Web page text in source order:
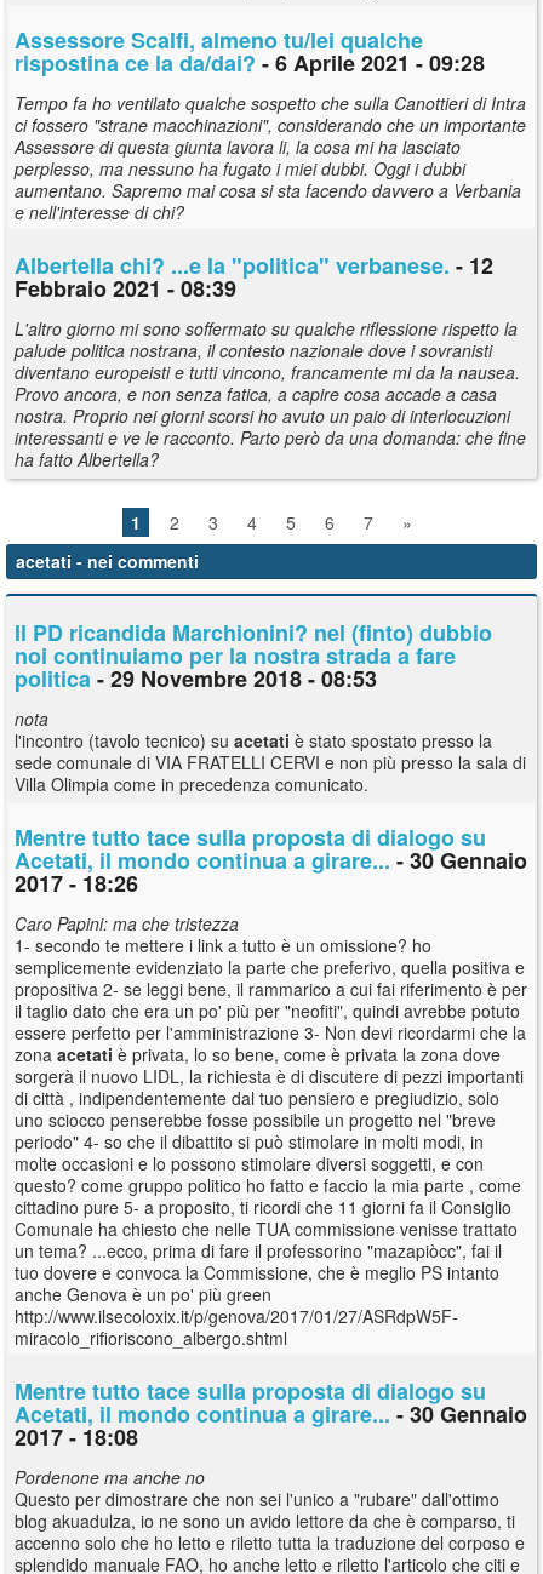
Assessore Scalfi, almeno tu/lei qualche
rispostina ce la da/dai? - 6 Aprile 2021 - 09:28
Tempo fa ho ventilato qualche sospetto che sulla Canottieri di Intra
ci fossero "strane macchinazioni", considerando che un importante
Assessore di questa giunta lavora li, la cosa mi ha lasciato
perplesso, ma nessuno ha fugato i miei dubbi. Oggi i dubbi
aumentano. Sapremo mai cosa si sta facendo davvero a Verbania
e nell'interesse di chi?
Albertella chi? ...e la "politica" verbanese. - 12
Febbraio 2021 - 08:39
L'altro giorno mi sono soffermato su qualche riflessione rispetto la
palude politica nostrana, il contesto nazionale dove i sovranisti
diventano europeisti e tutti vincono, francamente mi da la nausea.
Provo ancora, e non senza fatica, a capire cosa accade a casa
nostra. Proprio nei giorni scorsi ho avuto un paio di interlocuzioni
interessanti e ve le racconto. Parto però da una domanda: che fine
ha fatto Albertella?
1 2 3 4 5 6 7
»
acetati - nei commenti
Il PD ricandida Marchionini? nel (finto) dubbio
noi continuiamo per la nostra strada a fare
politica- 29 Novembre 2018 - 08:53
nota
l'incontro (tavolo tecnico) su acetati è stato spostato presso la
sede comunale di VIA FRATELLI CERVI e non più presso la sala di
Villa Olimpia come in precedenza comunicato.
Mentre tutto tace sulla proposta di dialogo su
Acetati, il mondo continua a girare... - 30 Gennaio
2017 - 18:26
Caro Papini: ma che tristezza
1- secondo te mettere i link a tutto è un omissione? ho
semplicemente evidenziato la parte che preferivo, quella positiva e
propositiva 2- se leggi bene, il rammarico a cui fai riferimento è per
il taglio dato che era un po' più per "neofiti", quindi avrebbe potuto
essere perfetto per l'amministrazione 3- Non devi ricordarmi che la
zona acetati è privata, lo so bene, come è privata la zona dove
sorgerà il nuovo LIDL, la richiesta è di discutere di pezzi importanti
di città , indipendentemente dal tuo pensiero e pregiudizio, solo
uno sciocco penserebbe fosse possibile un progetto nel "breve
periodo" 4- so che il dibattito si può stimolare in molti modi, in
molte occasioni e lo possono stimolare diversi soggetti, e con
questo? come gruppo politico ho fatto e faccio la mia parte , come
cittadino pure 5- a proposito, ti ricordi che 11 giorni fa il Consiglio
Comunale ha chiesto che nelle TUA commissione venisse trattato
un tema? ...ecco, prima di fare il professorino "mazapiòcc", fai il
tuo dovere e convoca la Commissione, che è meglio PS intanto
anche Genova è un po' più green
http://www.ilsecoloxix.it/p/genova/2017/01/27/ASRdpW5F-
miracolo_rifioriscono_albergo.shtml
Mentre tutto tace sulla proposta di dialogo su
Acetati, il mondo continua a girare... - 30 Gennaio
2017 - 18:08
Pordenone ma anche no
Questo per dimostrare che non sei l'unico a "rubare" dall'ottimo
blog akuadulza, io ne sono un avido lettore da che è comparso, ti
accenno solo che ho letto e riletto tutta la traduzione del corposo e
splendido manuale FAO, ho anche letto e riletto l'articolo che citi e